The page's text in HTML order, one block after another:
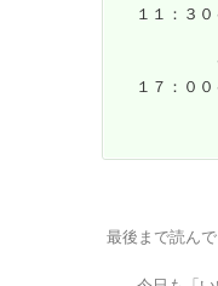
１１：３
１７：０
最後まで読ん